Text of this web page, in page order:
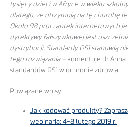
tysięcy dzieci w Afryce w wieku
dlatego, że otrzymują na tę chorobę
Około 98 proc. aptek internetowych
dyrektywy fałszywkowej jest
dystrybucji. Standardy GS1 stanowią
tego rozwiązania – komentuje dr Anna
standardów GS1 w ochronie zdrowia.
Powiązane wpisy:
Jak kodować produkty?
webinaria: 4-8 lutego 2019 r.